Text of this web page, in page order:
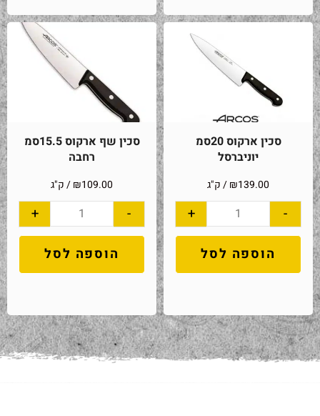
סכין ארקוס 20סמ
יוניברסל
₪139.00 / ק"ג
-
+
הוספה לסל
סכין שף ארקוס 15.5סמ
רחבה
₪109.00 / ק"ג
-
+
הוספה לסל